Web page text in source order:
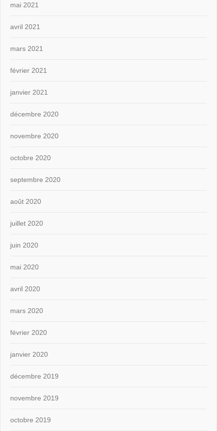
mai 2021
avril 2021
mars 2021
février 2021
janvier 2021
décembre 2020
novembre 2020
octobre 2020
septembre 2020
août 2020
juillet 2020
juin 2020
mai 2020
avril 2020
mars 2020
février 2020
janvier 2020
décembre 2019
novembre 2019
octobre 2019